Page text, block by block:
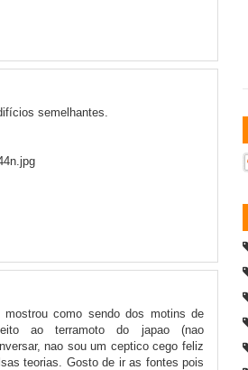
semelhantes.
como sendo dos motins de
ao terramoto do japao (nao
nao sou um ceptico cego feliz
teorias. Gosto de ir as fontes pois